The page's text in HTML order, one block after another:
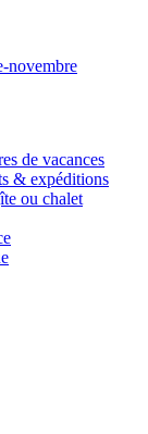
novembre
de vacances
& expéditions
ou chalet